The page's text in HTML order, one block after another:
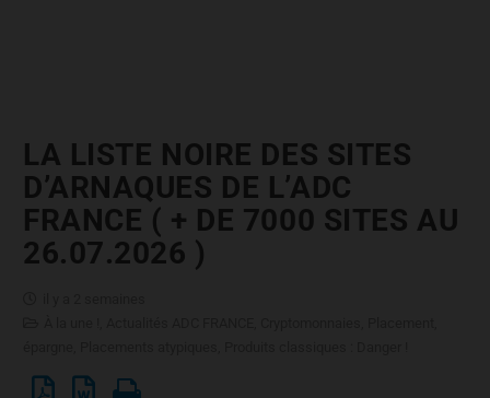
LA LISTE NOIRE DES SITES
D’ARNAQUES DE L’ADC
FRANCE ( + DE 7000 SITES AU
26.07.2026 )